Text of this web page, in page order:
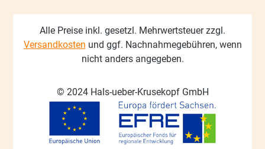
Alle Preise inkl. gesetzl. Mehrwertsteuer zzgl.
Versandkosten und ggf. Nachnahmegebühren, wenn
nicht anders angegeben.
© 2024 Hals-ueber-Krusekopf GmbH